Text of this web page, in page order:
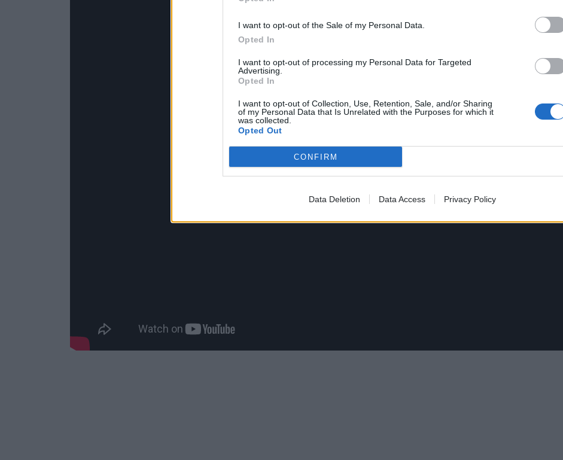
I want to opt-out of the Sale of my Personal Data.
Opted In
I want to opt-out of processing my Personal Data for Targeted
Advertising.
Opted In
I want to opt-out of Collection, Use, Retention, Sale, and/or Sharing
of my Personal Data that Is Unrelated with the Purposes for which it
was collected.
Opted Out
CONFIRM
Data Deletion Data Access Privacy Policy